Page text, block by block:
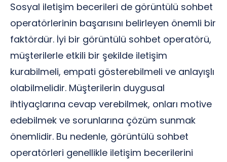
Sosyal iletişim becerileri de görüntülü sohbet
operatörlerinin başarısını belirleyen önemli bir
faktördür. İyi bir görüntülü sohbet operatörü,
müşterilerle etkili bir şekilde iletişim
kurabilmeli, empati gösterebilmeli ve anlayışlı
olabilmelidir. Müşterilerin duygusal
ihtiyaçlarına cevap verebilmek, onları motive
edebilmek ve sorunlarına çözüm sunmak
önemlidir. Bu nedenle, görüntülü sohbet
operatörleri genellikle iletişim becerilerini